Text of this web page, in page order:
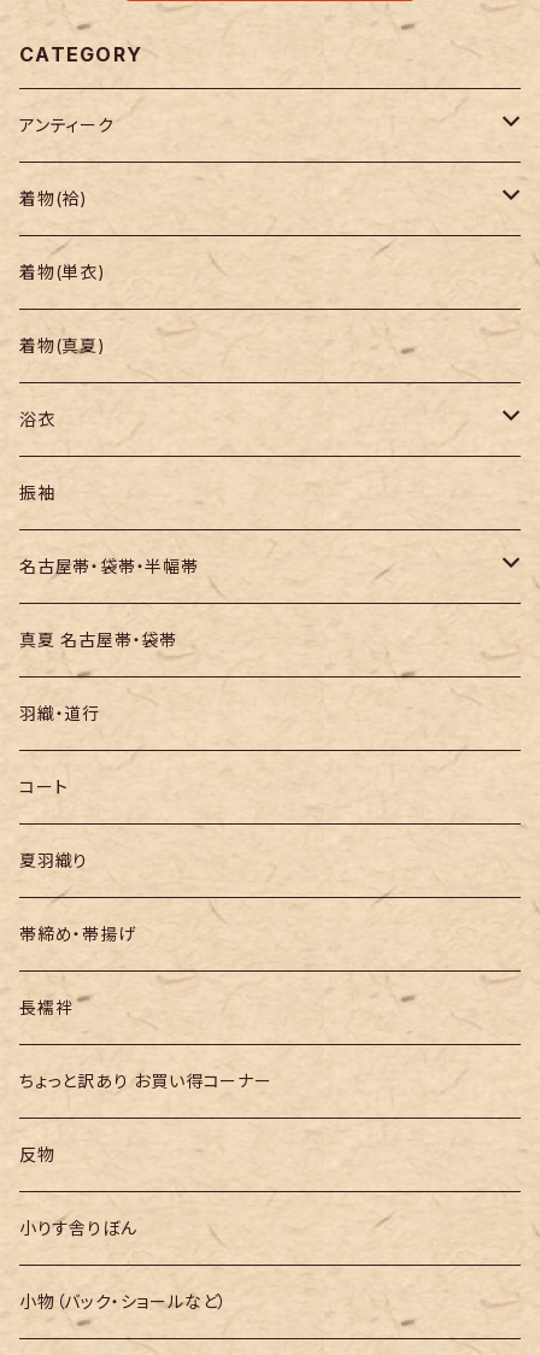
CATEGORY
アンティーク
着物
帯
羽織り・道行
着物(袷)
小紋
色無地・江戸小紋
紬
訪問着・付下
お召し
着物(単衣)
着物(真夏)
浴衣
セオα・ポリ
木綿・綿麻
絞りの浴衣
振袖
名古屋帯・袋帯・半幅帯
名古屋帯
袋帯
半幅帯
真夏 名古屋帯・袋帯
羽織・道行
コート
夏羽織り
帯締め・帯揚げ
長襦袢
ちょっと訳あり お買い得コーナー
反物
小りす舎りぼん
小物（バック・ショールなど）